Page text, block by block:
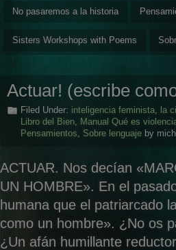
No pasaremos a la historia
Sisters Workshops with Poems
Actuar! (escribe
Filed Under: inteligencia feminista, la
Libro del Bien, Manual Qué es
Pensamientos, Sobre lenguaje by
ACTUAR. Nos decían
UN HOMBRE». En el
humana que el patriarcado
como un hombre». ¿No os
¿Un afán humillante